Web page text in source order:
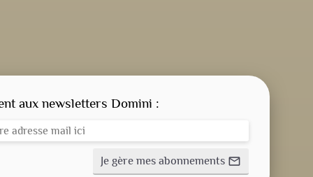
aux newsletters Domini :
Je gère mes abonnements mail_outline